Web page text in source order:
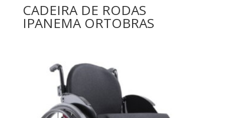
CADEIRA DE RODAS
IPANEMA ORTOBRAS